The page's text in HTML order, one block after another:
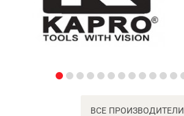
ВСЕ ПРОИЗВОДИТЕЛИ